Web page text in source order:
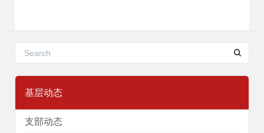
基层动态
支部动态